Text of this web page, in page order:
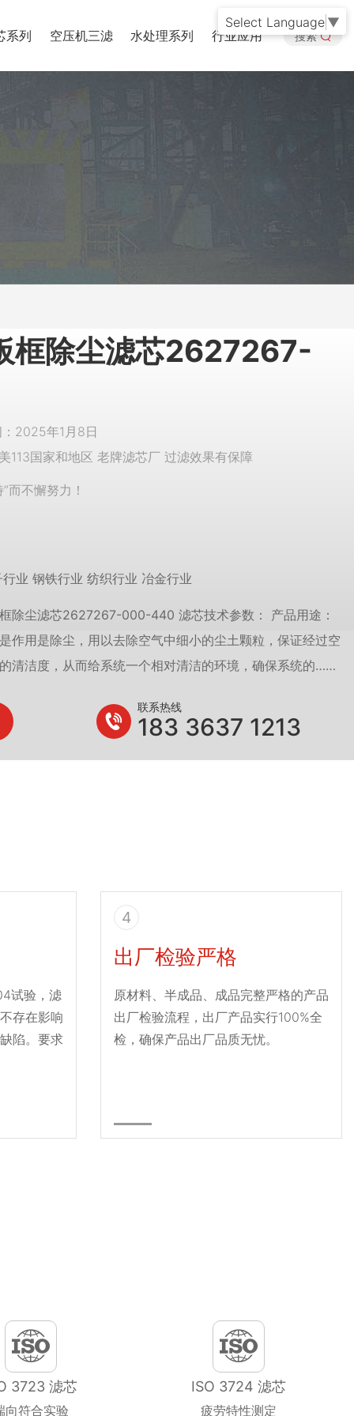
系列 空压机三滤 水处理系列 行业应用 搜索
框除尘滤芯2627267-
2025年1月8日
113国家和地区 老牌滤芯厂 过滤效果有保障
而不懈努力！
业 钢铁行业 纺织行业 冶金行业
除尘滤芯2627267-000-440 滤芯技术参数： 产品用途：
作用是除尘，用以去除空气中细小的尘土颗粒，保证经过空
清洁度，从而给系统一个相对清洁的环境，确保系统的……
联系热线
183 3637 1213
试验，滤
存在影响
陷。要求
4
出厂检验严格
原材料、半成品、成品完整严格的产品
出厂检验流程，出厂产品实行100%全
检，确保产品出厂品质无忧。
3723 滤芯
向符合实验
ISO 3724 滤芯
疲劳特性测定
Select Language ▼